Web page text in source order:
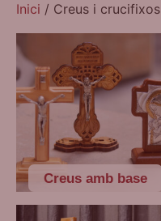
Inici / Creus i crucifixos
Creus amb base